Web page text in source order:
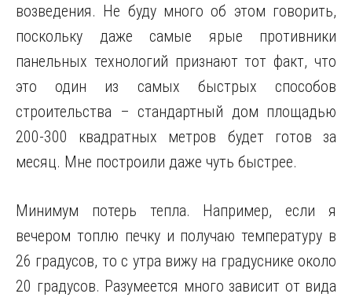
возведения. Не буду много об этом говорить,
поскольку даже самые ярые противники
панельных технологий признают тот факт, что
это один из самых быстрых способов
строительства – стандартный дом площадью
200-300 квадратных метров будет готов за
месяц. Мне построили даже чуть быстрее.
Минимум потерь тепла. Например, если я
вечером топлю печку и получаю температуру в
26 градусов, то с утра вижу на градуснике около
20 градусов. Разумеется много зависит от вида